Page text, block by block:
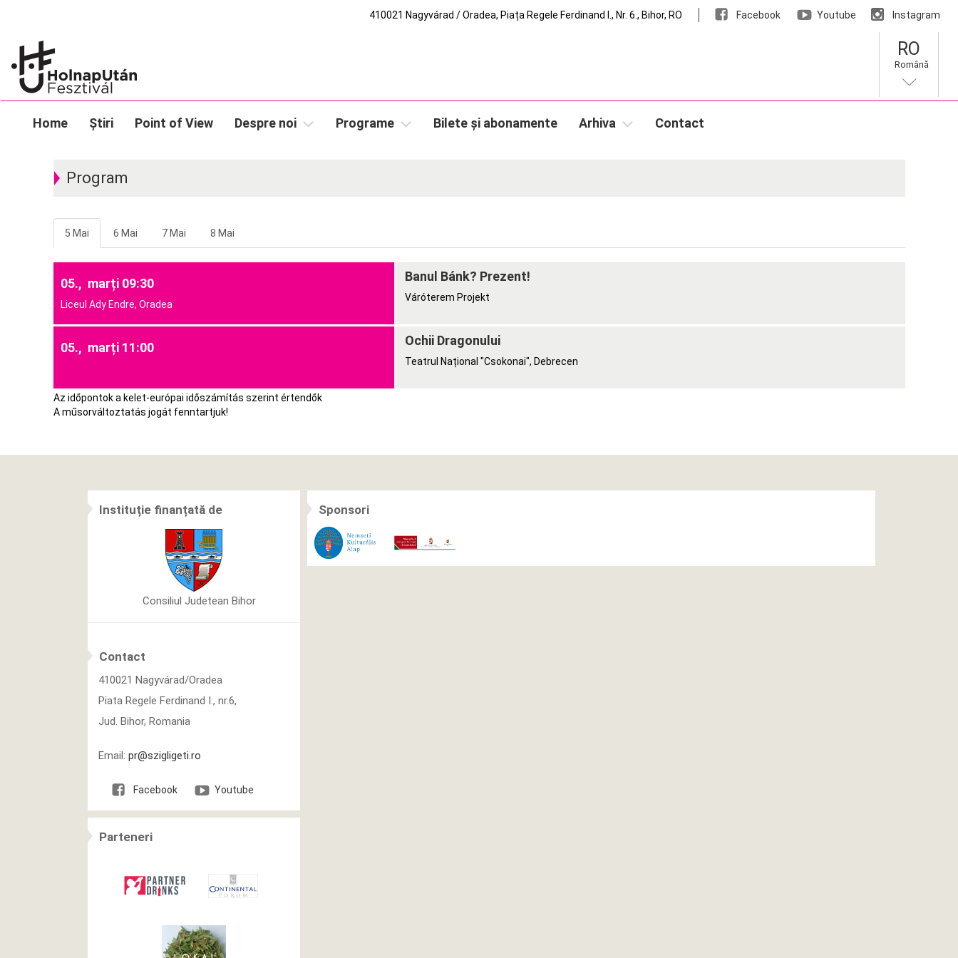
410021 Nagyvárad / Oradea, Piața Regele Ferdinand I., Nr. 6., Bihor, RO Facebook Youtube Instagram
RO
Română
Home Știri Point of View Despre noi Programe Bilete și abonamente Arhiva Contact
Program
5 Mai 6 Mai 7 Mai 8 Mai
05., marți 09:30
Liceul Ady Endre, Oradea
Banul Bánk? Prezent!
Váróterem Projekt
05., marți 11:00 Ochii Dragonului
Teatrul Național "Csokonai", Debrecen
Az időpontok a kelet-európai időszámítás szerint értendők
A műsorváltoztatás jogát fenntartjuk!
Instituție finanțată de
Consiliul Judetean Bihor
Contact
410021 Nagyvárad/Oradea
Piata Regele Ferdinand I., nr.6,
Jud. Bihor, Romania
Email: pr@szigligeti.ro
Facebook Youtube
Parteneri
Sponsori